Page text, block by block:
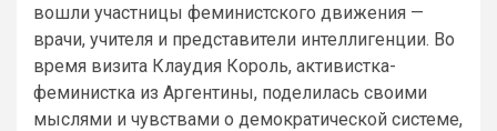
вошли участницы феминистского движения —
врачи, учителя и представители интеллигенции. Во
время визита Клаудия Король, активистка-
феминистка из Аргентины, поделилась своими
мыслями и чувствами о демократической системе,